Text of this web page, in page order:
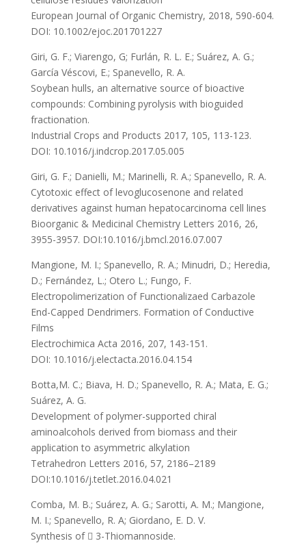
European Journal of Organic Chemistry, 2018, 590-604.
DOI: 10.1002/ejoc.201701227
Giri, G. F.; Viarengo, G; Furlán, R. L. E.; Suárez, A. G.;
García Véscovi, E.; Spanevello, R. A.
Soybean hulls, an alternative source of bioactive
compounds: Combining pyrolysis with bioguided
fractionation.
Industrial Crops and Products 2017, 105, 113-123.
DOI: 10.1016/j.indcrop.2017.05.005
Giri, G. F.; Danielli, M.; Marinelli, R. A.; Spanevello, R. A.
Cytotoxic effect of levoglucosenone and related
derivatives against human hepatocarcinoma cell lines
Bioorganic & Medicinal Chemistry Letters 2016, 26,
3955-3957. DOI:10.1016/j.bmcl.2016.07.007
Mangione, M. I.; Spanevello, R. A.; Minudri, D.; Heredia,
D.; Fernández, L.; Otero L.; Fungo, F.
Electropolimerization of Functionalizaed Carbazole
End-Capped Dendrimers. Formation of Conductive
Films
Electrochimica Acta 2016, 207, 143-151.
DOI: 10.1016/j.electacta.2016.04.154
Botta,M. C.; Biava, H. D.; Spanevello, R. A.; Mata, E. G.;
Suárez, A. G.
Development of polymer-supported chiral
aminoalcohols derived from biomass and their
application to asymmetric alkylation
Tetrahedron Letters 2016, 57, 2186–2189
DOI:10.1016/j.tetlet.2016.04.021
Comba, M. B.; Suárez, A. G.; Sarotti, A. M.; Mangione,
M. I.; Spanevello, R. A; Giordano, E. D. V.
Synthesis of  3-Thiomannoside.